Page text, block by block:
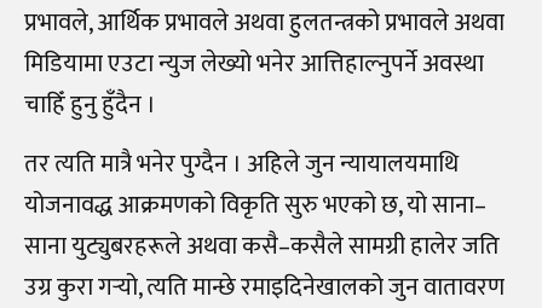
प्रभावले, आर्थिक प्रभावले अथवा हुलतन्त्रको प्रभावले अथवा
मिडियामा एउटा न्युज लेख्यो भनेर आत्तिहाल्नुपर्ने अवस्था
चाहिँ हुनु हुँदैन ।
तर त्यति मात्रै भनेर पुग्दैन । अहिले जुन न्यायालयमाथि
योजनावद्ध आक्रमणको विकृति सुरु भएको छ, यो साना–
साना युट्युबरहरूले अथवा कसै–कसैले सामग्री हालेर जति
उग्र कुरा गर्‍यो, त्यति मान्छे रमाइदिनेखालको जुन वातावरण